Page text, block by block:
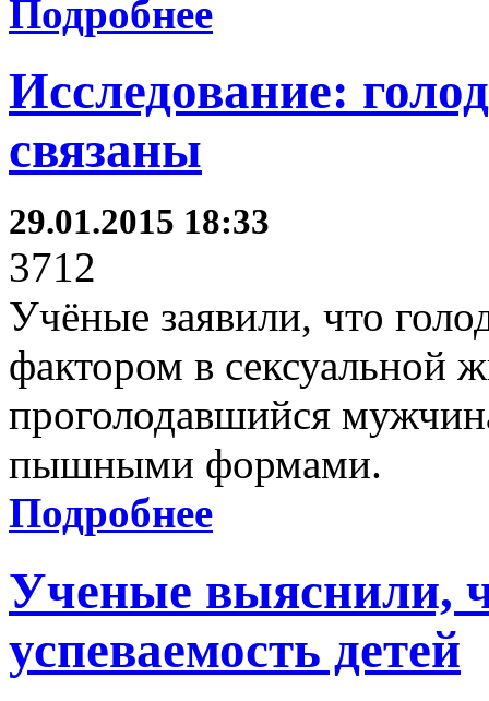
Подробнее
Исследование:
связаны
29.01.2015 18:33
3712
Учёные заявили, что
фактором в сексуальной
проголодавшийся
пышными формами.
Подробнее
Ученые выяснили,
успеваемость детей